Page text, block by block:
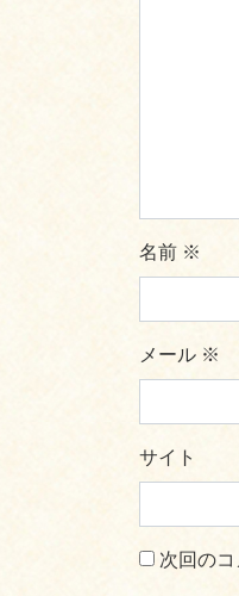
名前 ※
メール ※
サイト
次回の